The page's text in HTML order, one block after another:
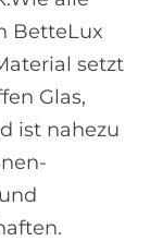
BetteLux
setzt
Glas,
ist nahezu